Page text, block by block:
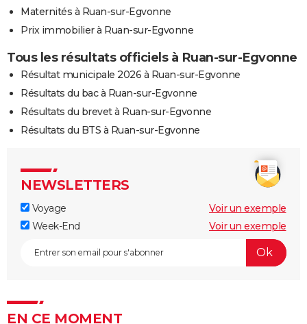
Maternités à Ruan-sur-Egvonne
Prix immobilier à Ruan-sur-Egvonne
Tous les résultats officiels à Ruan-sur-Egvonne
Résultat municipale 2026 à Ruan-sur-Egvonne
Résultats du bac à Ruan-sur-Egvonne
Résultats du brevet à Ruan-sur-Egvonne
Résultats du BTS à Ruan-sur-Egvonne
NEWSLETTERS
Voyage
Voir un exemple
Week-End
Voir un exemple
EN CE MOMENT